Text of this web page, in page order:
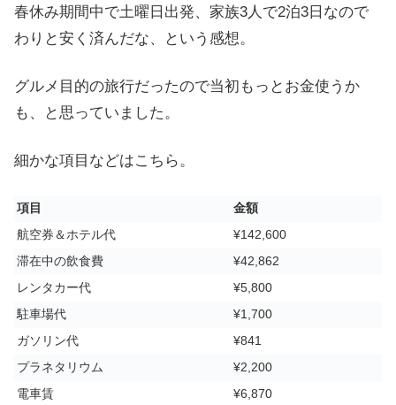
春休み期間中で土曜日出発、家族3人で2泊3日なので
わりと安く済んだな、という感想。
グルメ目的の旅行だったので当初もっとお金使うか
も、と思っていました。
細かな項目などはこちら。
項目
金額
航空券＆ホテル代
¥142,600
滞在中の飲食費
¥42,862
レンタカー代
¥5,800
駐車場代
¥1,700
ガソリン代
¥841
プラネタリウム
¥2,200
電車賃
¥6,870